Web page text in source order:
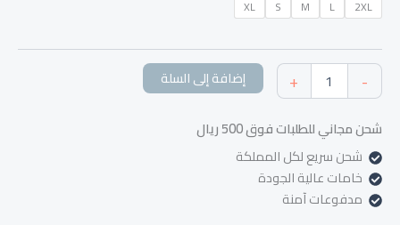
2XL
L
M
S
XL
-
+ إضافة إلى السلة
شحن مجاني للطلبات فوق 500 ريال
شحن سريع لكل المملكة
خامات عالية الجودة
مدفوعات آمنة